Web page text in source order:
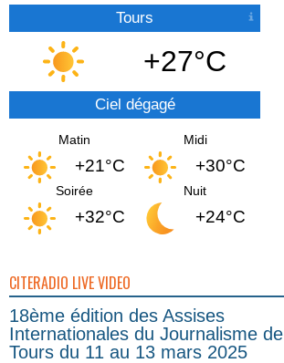
Tours
+27°C
Ciel dégagé
Matin
+21°C
Midi
+30°C
Soirée
+32°C
Nuit
+24°C
CITERADIO LIVE VIDEO
18ème édition des Assises
Internationales du Journalisme de
Tours du 11 au 13 mars 2025